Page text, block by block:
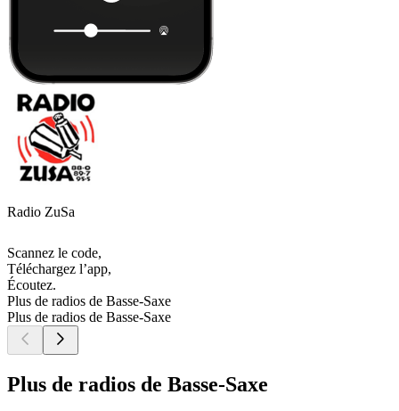
Radio ZuSa
Scannez le code,
Téléchargez l’app,
Écoutez.
Plus de radios de Basse-Saxe
Plus de radios de Basse-Saxe
Plus de radios de Basse-Saxe